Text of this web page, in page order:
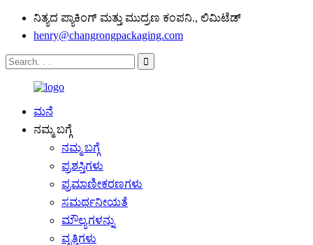
ನಿತ್ಯದ ಪ್ಯಾಕಿಂಗ್ ಮತ್ತು ಮುದ್ರಣ ಕಂಪನಿ., ಲಿಮಿಟೆಡ್
henry@changrongpackaging.com
ಮನೆ
ನಮ್ಮ ಬಗ್ಗೆ
ನಮ್ಮ ಬಗ್ಗೆ
ಪ್ರಶಸ್ತಿಗಳು
ಪ್ರಮಾಣೀಕರಣಗಳು
ಸಮರ್ಥನೀಯತೆ
ಮೌಲ್ಯಗಳನ್ನು
ವೃತ್ತಿಗಳು